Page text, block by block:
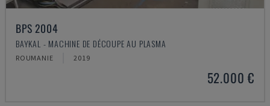
BPS 2004
BAYKAL - MACHINE DE DÉCOUPE AU PLASMA
ROUMANIE 2019
52.000 €